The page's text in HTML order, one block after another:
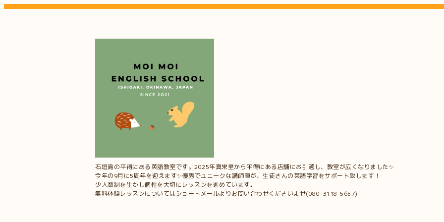
石垣島の平得にある英語教室です。2025年真栄里から平得にある店舗にお引越し、教室が広くなりました✨
今年の9月に5周年を迎えます✨優秀でユニークな講師陣が、生徒さんの英語学習をサポート致します！
少人数制を生かし個性を大切にレッスンを進めています♩
無料体験レッスンについてはショートメールよりお問い合わせくださいませ(080-3118-5657)